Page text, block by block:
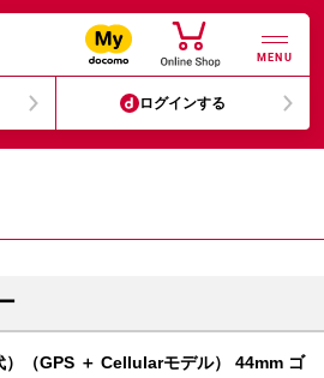
MENU
ログインする
（GPS ＋ Cellularモデル） 44mm ゴ